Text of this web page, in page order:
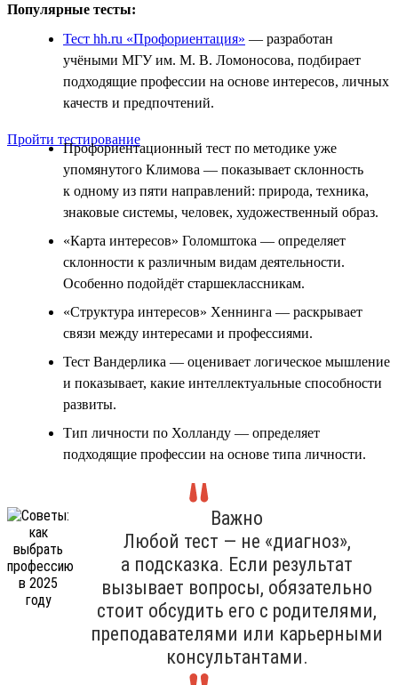
Популярные тесты:
Тест hh.ru «Профориентация» — разработан
учёными МГУ им. М. В. Ломоносова, подбирает
подходящие профессии на основе интересов, личных
качеств и предпочтений.
Пройти тестирование
Профориентационный тест по методике уже
упомянутого Климова — показывает склонность
к одному из пяти направлений: природа, техника,
знаковые системы, человек, художественный образ.
«Карта интересов» Голомштока — определяет
склонности к различным видам деятельности.
Особенно подойдёт старшеклассникам.
«Структура интересов» Хеннинга — раскрывает
связи между интересами и профессиями.
Тест Вандерлика — оценивает логическое мышление
и показывает, какие интеллектуальные способности
развиты.
Тип личности по Холланду — определяет
подходящие профессии на основе типа личности.
Важно
Любой тест — не «диагноз»,
а подсказка. Если результат
вызывает вопросы, обязательно
стоит обсудить его с родителями,
преподавателями или карьерными
консультантами.